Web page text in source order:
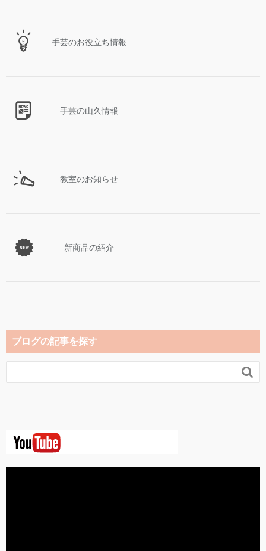
手芸のお役立ち情報
手芸の山久情報
教室のお知らせ
新商品の紹介
ブログの記事を探す
